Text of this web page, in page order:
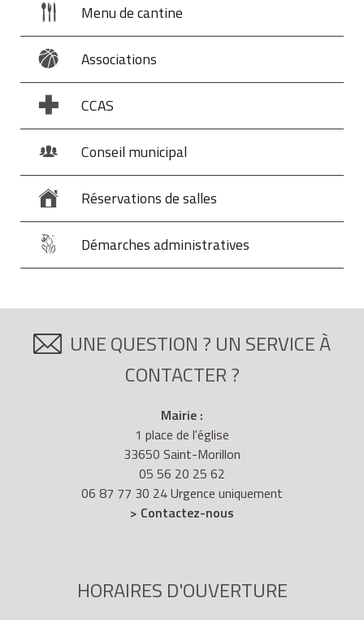
Menu de cantine
Associations
CCAS
Conseil municipal
Réservations de salles
Démarches administratives
UNE QUESTION ? UN SERVICE À
CONTACTER ?
Mairie :
1 place de l'église
33650 Saint-Morillon
05 56 20 25 62
06 87 77 30 24 Urgence uniquement
> Contactez-nous
HORAIRES D'OUVERTURE